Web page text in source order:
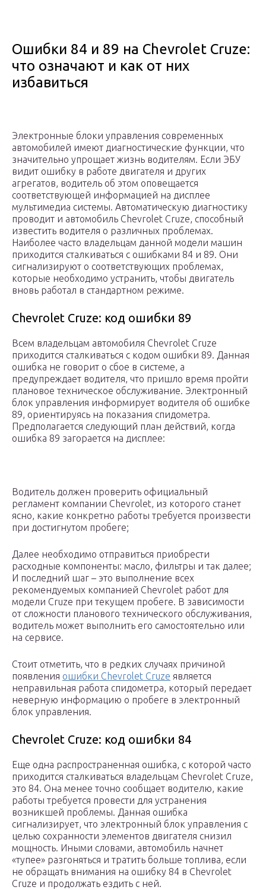
Ошибки 84 и 89 на Chevrolet Cruze:
что означают и как от них
избавиться
Электронные блоки управления современных
автомобилей имеют диагностические функции, что
значительно упрощает жизнь водителям. Если ЭБУ
видит ошибку в работе двигателя и других
агрегатов, водитель об этом оповещается
соответствующей информацией на дисплее
мультимедиа системы. Автоматическую диагностику
проводит и автомобиль Chevrolet Cruze, способный
известить водителя о различных проблемах.
Наиболее часто владельцам данной модели машин
приходится сталкиваться с ошибками 84 и 89. Они
сигнализируют о соответствующих проблемах,
которые необходимо устранить, чтобы двигатель
вновь работал в стандартном режиме.
Chevrolet Cruze: код ошибки 89
Всем владельцам автомобиля Chevrolet Cruze
приходится сталкиваться с кодом ошибки 89. Данная
ошибка не говорит о сбое в системе, а
предупреждает водителя, что пришло время пройти
плановое техническое обслуживание. Электронный
блок управления информирует водителя об ошибке
89, ориентируясь на показания спидометра.
Предполагается следующий план действий, когда
ошибка 89 загорается на дисплее:
Водитель должен проверить официальный
регламент компании Chevrolet, из которого станет
ясно, какие конкретно работы требуется произвести
при достигнутом пробеге;
Далее необходимо отправиться приобрести
расходные компоненты: масло, фильтры и так далее;
И последний шаг – это выполнение всех
рекомендуемых компанией Chevrolet работ для
модели Cruze при текущем пробеге. В зависимости
от сложности планового технического обслуживания,
водитель может выполнить его самостоятельно или
на сервисе.
Стоит отметить, что в редких случаях причиной
появления ошибки Chevrolet Cruze является
неправильная работа спидометра, который передает
неверную информацию о пробеге в электронный
блок управления.
Chevrolet Cruze: код ошибки 84
Еще одна распространенная ошибка, с которой часто
приходится сталкиваться владельцам Chevrolet Cruze,
это 84. Она менее точно сообщает водителю, какие
работы требуется провести для устранения
возникшей проблемы. Данная ошибка
сигнализирует, что электронный блок управления с
целью сохранности элементов двигателя снизил
мощность. Иными словами, автомобиль начнет
«тупее» разгоняться и тратить больше топлива, если
не обращать внимания на ошибку 84 в Chevrolet
Cruze и продолжать ездить с ней.